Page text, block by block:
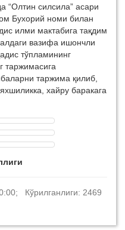
“Олтин силсила” асари
Бухорий номи билан
илми мактабига тақдим
вазифа ишончли
тўпламининг
таржимасига
таржима қилиб,
хайру баракага
Кўрилганлиги: 2469